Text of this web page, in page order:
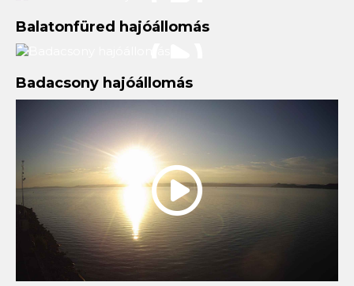
Balatonfüred hajóállomás
Badacsony hajóállomás